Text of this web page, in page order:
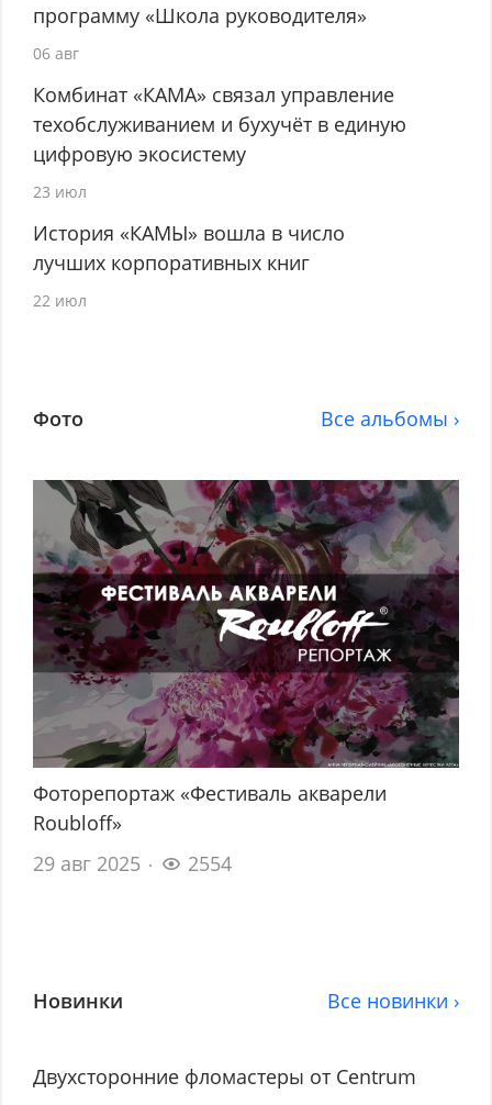
программу «Школа руководителя»
06 авг
Комбинат «КАМА» связал управление
техобслуживанием и бухучёт в единую
цифровую экосистему
23 июл
История «КАМЫ» вошла в число
лучших корпоративных книг
22 июл
Фото Все альбомы ›
Фоторепортаж «Фестиваль акварели
Roubloff»
29 авг 2025
2554
Новинки Все новинки ›
Двухсторонние фломастеры от Centrum